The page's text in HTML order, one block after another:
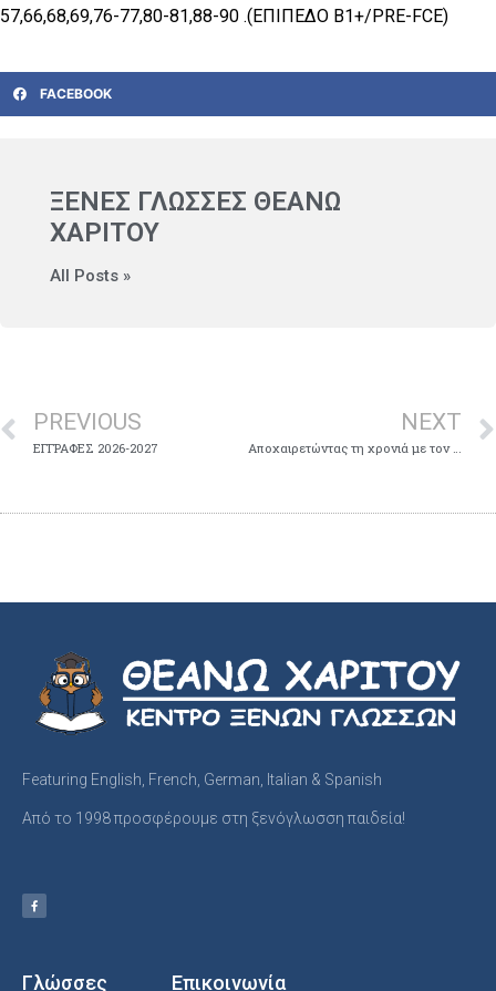
57,66,68,69,76-77,80-81,88-90 .(ΕΠΙΠEΔΟ B1+/PRE-FCE)
FACEBOOK
ΞΕΝΕΣ ΓΛΩΣΣΕΣ ΘΕΑΝΩ
ΧΑΡΙΤΟΥ
All Posts »
PREVIOUS
ΕΓΓΡΑΦΕΣ 2026-2027
NEXT
Featuring English, French, German, Italian & Spanish
Από το 1998 προσφέρουμε στη ξενόγλωσση παιδεία!
Γλώσσες Επικοινωνία